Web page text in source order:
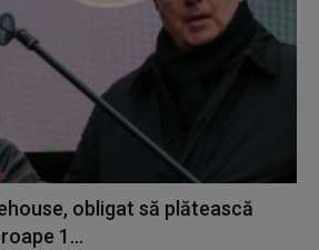
obligat să plătească
1...